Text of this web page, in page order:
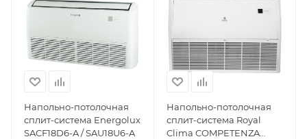
Напольно-потолочная
сплит-система Energolux
SACF18D6-A / SAU18U6-A
Напольно-потолочная
сплит-система Royal
Clima COMPETENZA